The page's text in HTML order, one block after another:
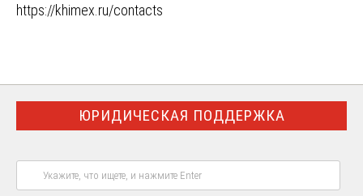
https://khimex.ru/contacts
ЮРИДИЧЕСКАЯ ПОДДЕРЖКА